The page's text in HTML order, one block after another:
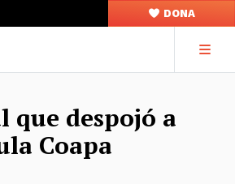
DONA
que despojó a
Coapa